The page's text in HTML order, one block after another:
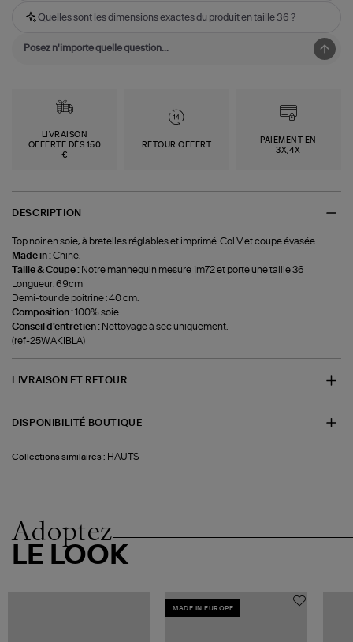
Quelles sont les dimensions exactes du produit en taille 36 ?
LIVRAISON
OFFERTE DÈS 150
€
RETOUR OFFERT
PAIEMENT EN
3X,4X
DESCRIPTION
Top noir en soie, à bretelles réglables et imprimé. Col V et coupe évasée.
Made in :Chine.
Taille & Coupe : Notre mannequin mesure 1m72 et porte une taille 36
Longueur: 69cm
Demi-tour de poitrine : 40 cm.
Composition :100% soie.
Conseil d'entretien : Nettoyage à sec uniquement.
(ref-25WAKIBLA)
LIVRAISON ET RETOUR
DISPONIBILITÉ BOUTIQUE
Collections similaires : HAUTS
Adoptez
LE LOOK
MADE IN EUROPE